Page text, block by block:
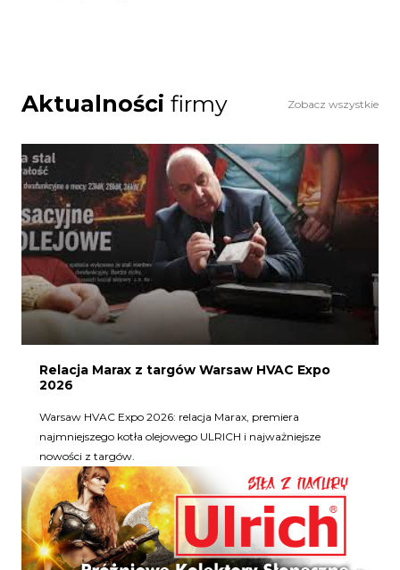
Aktualności firmy Zobacz wszystkie
Relacja Marax z targów Warsaw HVAC Expo
2026
Warsaw HVAC Expo 2026: relacja Marax, premiera
najmniejszego kotła olejowego ULRICH i najważniejsze
nowości z targów.